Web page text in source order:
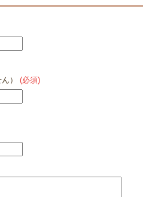
） (必須)